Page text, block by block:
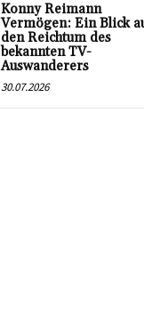
Konny Reimann
Vermögen: Ein Blick
den Reichtum des
bekannten TV-
Auswanderers
30.07.2026